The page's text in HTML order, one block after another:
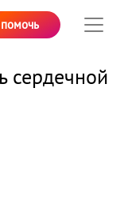
сердечной